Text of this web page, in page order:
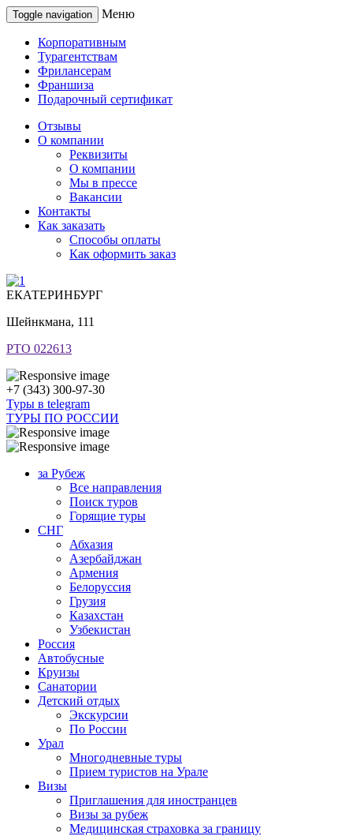
Toggle navigation Меню
Корпоративным
Турагентствам
Фрилансерам
Франшиза
Подарочный сертификат
Отзывы
О компании
Реквизиты
О компании
Мы в прессе
Вакансии
Контакты
Как заказать
Способы оплаты
Как оформить заказ
ЕКАТЕРИНБУРГ
Шейнкмана, 111
РТО 022613
+7 (343) 300-97-30
Туры в telegram
ТУРЫ ПО РОССИИ
за Рубеж
Все направления
Поиск туров
Горящие туры
СНГ
Абхазия
Азербайджан
Армения
Белоруссия
Грузия
Казахстан
Узбекистан
Россия
Автобусные
Круизы
Санатории
Детский отдых
Экскурсии
По России
Урал
Многодневные туры
Прием туристов на Урале
Визы
Приглашения для иностранцев
Визы за рубеж
Медицинская страховка за границу